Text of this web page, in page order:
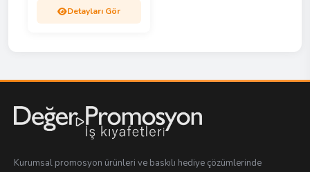
Detayları Gör
Kurumsal promosyon ürünleri ve baskılı hediye çözümlerinde